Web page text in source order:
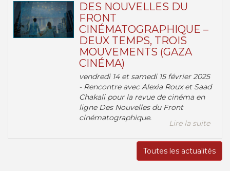
DES NOUVELLES DU
FRONT
CINÉMATOGRAPHIQUE –
DEUX TEMPS, TROIS
MOUVEMENTS (GAZA
CINÉMA)
vendredi 14 et samedi 15 février 2025
- Rencontre avec Alexia Roux et Saad
Chakali pour la revue de cinéma en
ligne Des Nouvelles du Front
cinématographique.
Lire la suite
Toutes les actualités